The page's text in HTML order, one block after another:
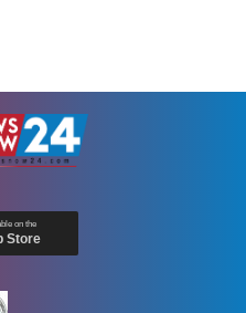
on the
Store